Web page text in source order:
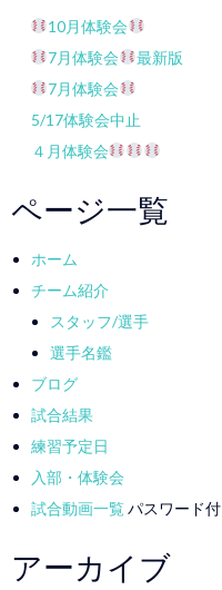
10月体験会
7月体験会
最新版
7月体験会
5/17体験会中止
４月体験会
ページ一覧
ホーム
チーム紹介
スタッフ/選手
選手名鑑
ブログ
試合結果
練習予定日
入部・体験会
試合動画一覧パスワード付
アーカイブ